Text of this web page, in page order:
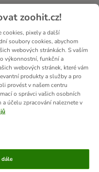
zoohit.cz!
cookies, pixely a další
soubory cookies, abychom
webových stránkách. S vaším
výkonnostní, funkční a
webových stránek, které vám
produkty a služby a pro
provést v našem centru
o správci vašich osobních
účelu zpracování naleznete v
dále